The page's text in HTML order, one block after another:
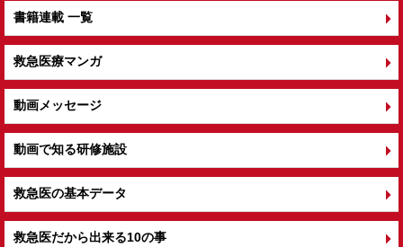
書籍連載 一覧
救急医療マンガ
動画メッセージ
動画で知る研修施設
救急医の基本データ
救急医だから出来る10の事